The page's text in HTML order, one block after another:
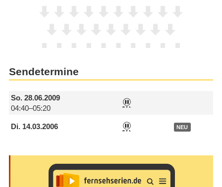
Sendetermine
So.28.06.2009
04:40–05:20
Di.14.03.2006 NEU